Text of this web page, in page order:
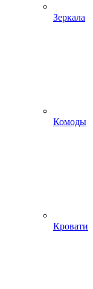
Зеркала
Комоды
Кровати